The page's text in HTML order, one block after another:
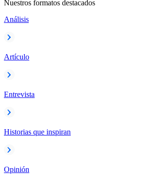
Nuestros formatos destacados
Análisis
Artículo
Entrevista
Historias que inspiran
Opinión